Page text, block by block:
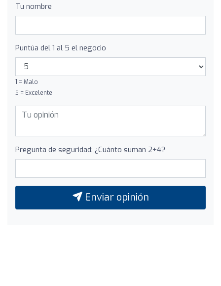
Tu nombre
Puntúa del 1 al 5 el negocio
1 = Malo
5 = Excelente
Pregunta de seguridad: ¿Cuánto suman 2+4?
Enviar opinión